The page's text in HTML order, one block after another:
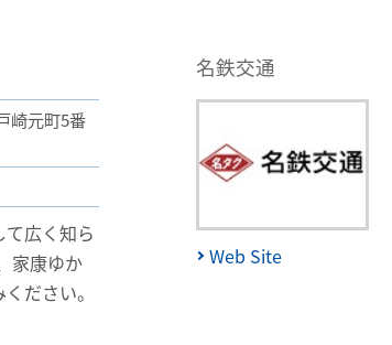
崎元町5番
広く知ら
家康ゆか
ださい。
名鉄交通
Web Site